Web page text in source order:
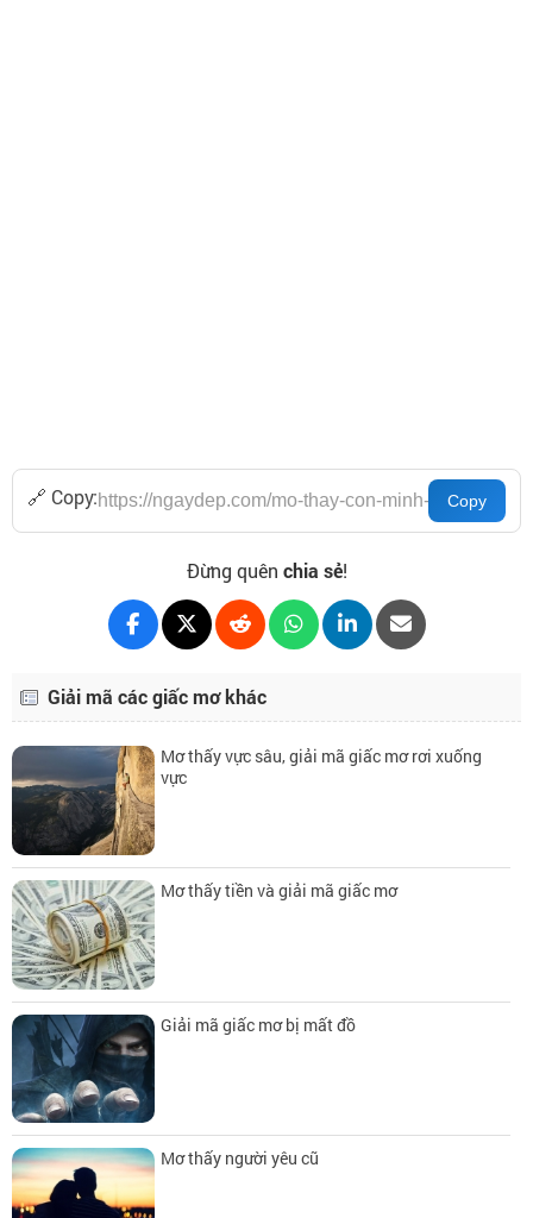
🔗 Copy:
Đừng quên chia sẻ!
Giải mã các giấc mơ khác
Mơ thấy vực sâu, giải mã giấc mơ rơi xuống
vực
Mơ thấy tiền và giải mã giấc mơ
Giải mã giấc mơ bị mất đồ
Mơ thấy người yêu cũ